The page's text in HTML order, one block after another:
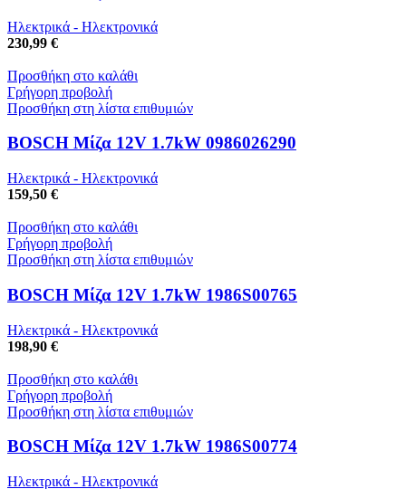
Ηλεκτρικά - Ηλεκτρονικά
230,99 €
Προσθήκη στο καλάθι
Γρήγορη προβολή
Προσθήκη στη λίστα επιθυμιών
BOSCH Μίζα 12V 1.7kW 0986026290
Ηλεκτρικά - Ηλεκτρονικά
159,50 €
Προσθήκη στο καλάθι
Γρήγορη προβολή
Προσθήκη στη λίστα επιθυμιών
BOSCH Μίζα 12V 1.7kW 1986S00765
Ηλεκτρικά - Ηλεκτρονικά
198,90 €
Προσθήκη στο καλάθι
Γρήγορη προβολή
Προσθήκη στη λίστα επιθυμιών
BOSCH Μίζα 12V 1.7kW 1986S00774
Ηλεκτρικά - Ηλεκτρονικά